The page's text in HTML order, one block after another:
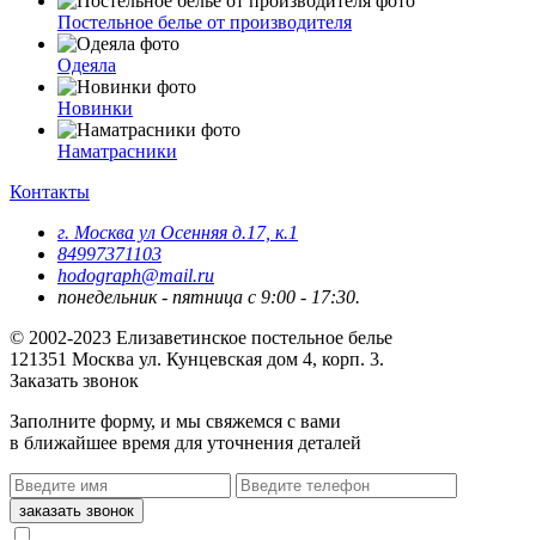
Постельное белье от производителя
Одеяла
Новинки
Наматрасники
Контакты
г. Москва ул Осенняя д.17, к.1
84997371103
hodograph@mail.ru
понедельник - пятница с 9:00 - 17:30.
© 2002-2023 Елизаветинское постельное белье
121351 Москва ул. Кунцевская дом 4, корп. 3.
Заказать звонок
Заполните форму, и мы свяжемся с вами
в ближайшее время для уточнения деталей